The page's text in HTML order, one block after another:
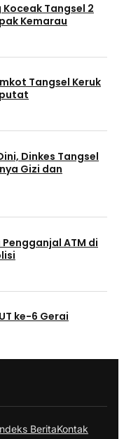
Tangsel 2
Kemarau
Tangsel Keruk
Dinkes Tangsel
Gizi dan
ATM di
ke-6 Gerai
BeritaKontak